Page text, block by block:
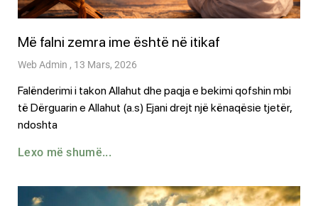
Më falni zemra ime është në itikaf
Web Admin 13 Mars, 2026
Falënderimi i takon Allahut dhe paqja e bekimi qofshin mbi
të Dërguarin e Allahut (a.s) Ejani drejt një kënaqësie tjetër,
ndoshta
Lexo më shumë...